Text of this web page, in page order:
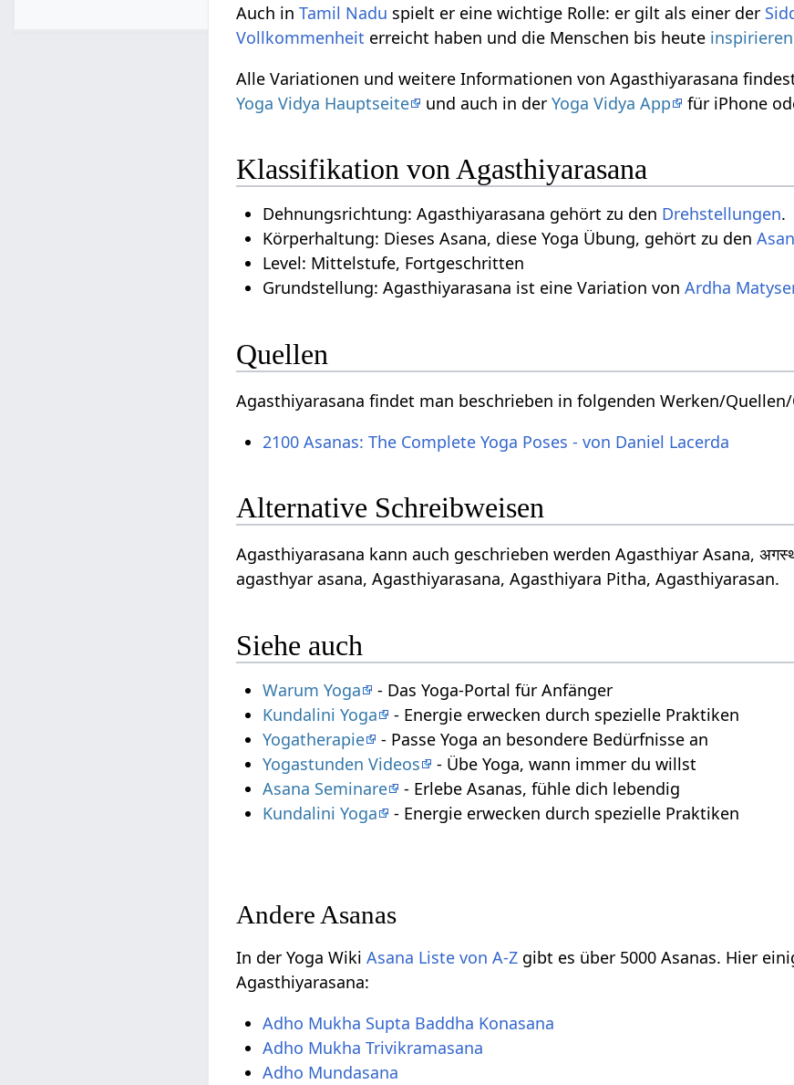
Auch inTamil Nadu spielt er eine wichtige Rolle: er gilt als einer der
Vollkommenheit erreicht haben und die Menschen bis heute inspirieren
Alle Variationen und weitere Informationen von Agasthiyarasana
Yoga Vidya Hauptseite
und auch in derYoga Vidya App für iPhone
Klassifikation von Agasthiyarasana
Dehnungsrichtung: Agasthiyarasana gehört zu den Drehstellungen.
Körperhaltung: Dieses Asana, diese Yoga Übung, gehört zu den
Level: Mittelstufe, Fortgeschritten
Grundstellung: Agasthiyarasana ist eine Variation vonArdha
Quellen
Agasthiyarasana findet man beschrieben in folgenden Werken/
2100 Asanas: The Complete Yoga Poses - von Daniel Lacerda
Alternative Schreibweisen
Agasthiyarasana kann auch geschrieben werden Agasthiyar Asana,
agasthyar asana, Agasthiyarasana, Agasthiyara Pitha, Agasthiyarasan.
Siehe auch
Warum Yoga
- Das Yoga-Portal für Anfänger
Kundalini Yoga
- Energie erwecken durch spezielle Praktiken
Yogatherapie
- Passe Yoga an besondere Bedürfnisse an
Yogastunden Videos
- Übe Yoga, wann immer du willst
Asana Seminare
- Erlebe Asanas, fühle dich lebendig
Kundalini Yoga
- Energie erwecken durch spezielle Praktiken
Andere Asanas
In der Yoga WikiAsana Liste von A-Z gibt es über 5000 Asanas. Hier
Agasthiyarasana:
Adho Mukha Supta Baddha Konasana
Adho Mukha Trivikramasana
Adho Mundasana